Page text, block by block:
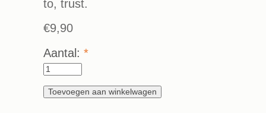
to, trust.
€9,90
Aantal: *